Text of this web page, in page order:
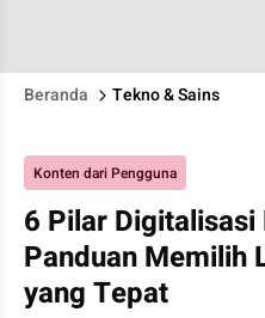
Beranda Tekno & Sains
Konten dari Pengguna
6 Pilar Digitalisasi
Panduan Memilih
yang Tepat